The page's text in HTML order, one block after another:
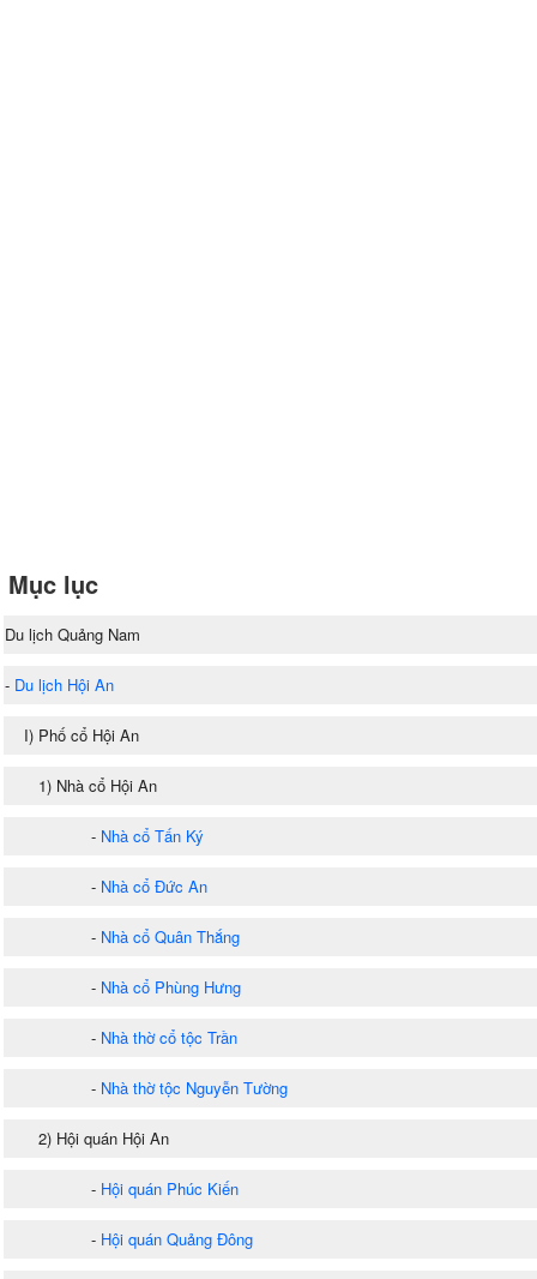
Mục lục
Du lịch Quảng Nam
- Du lịch Hội An
I) Phố cổ Hội An
1) Nhà cổ Hội An
- Nhà cổ Tấn Ký
- Nhà cổ Đức An
- Nhà cổ Quân Thắng
- Nhà cổ Phùng Hưng
- Nhà thờ cổ tộc Trần
- Nhà thờ tộc Nguyễn Tường
2) Hội quán Hội An
- Hội quán Phúc Kiến
- Hội quán Quảng Đông